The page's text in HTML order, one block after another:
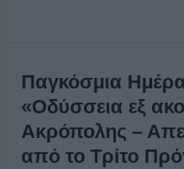
Παγκόσμια
«Οδύσσεια εξ
Ακρόπολης –
από το Τρίτο